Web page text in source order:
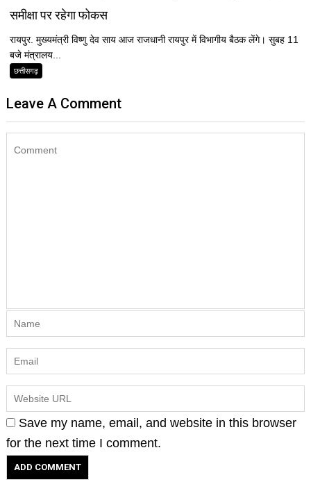
समीक्षा पर रहेगा फोकस
रायपुर. मुख्यमंत्री विष्णु देव साय आज राजधानी रायपुर में विभागीय बैठक लेंगे। सुबह 11
बजे मंत्रालय...
छत्तीसगढ़
Leave A Comment
Save my name, email, and website in this browser
for the next time I comment.